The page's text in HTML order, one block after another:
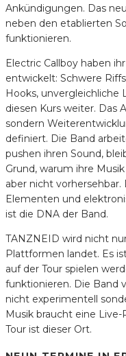
Ankündigungen. Das
neben den etablierten
funktionieren.
Electric Callboy haben
entwickelt: Schwere
Hooks, unvergleichliche
diesen Kurs weiter. Das
sondern
definiert. Die Band
pushen ihren Sound,
Grund, warum ihre
aber nicht
Elementen und
ist die DNA der Band.
TANZNEID wird nicht
Plattformen landet. Es
auf der Tour spielen
funktionieren. Die Band
nicht experimentell
Musik braucht eine
Tour ist dieser Ort.